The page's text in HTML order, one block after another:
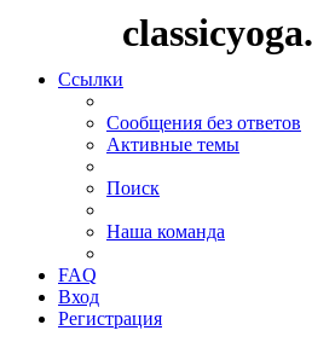
Ссылки
Сообщения без ответов
Активные темы
Поиск
Наша команда
FAQ
Вход
Регистрация